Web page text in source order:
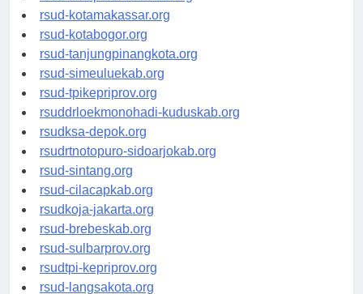
rsud-limapuluhkotakab.org
rsud-kotamakassar.org
rsud-kotabogor.org
rsud-tanjungpinangkota.org
rsud-simeuluekab.org
rsud-tpikepriprov.org
rsuddrloekmonohadi-kuduskab.org
rsudksa-depok.org
rsudrtnotopuro-sidoarjokab.org
rsud-sintang.org
rsud-cilacapkab.org
rsudkoja-jakarta.org
rsud-brebeskab.org
rsud-sulbarprov.org
rsudtpi-kepriprov.org